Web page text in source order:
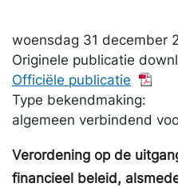
woensdag 31 december
Originele publicatie
Officiële publicatie
Type bekendmaking:
algemeen verbindend
Verordening op de
financieel beleid,